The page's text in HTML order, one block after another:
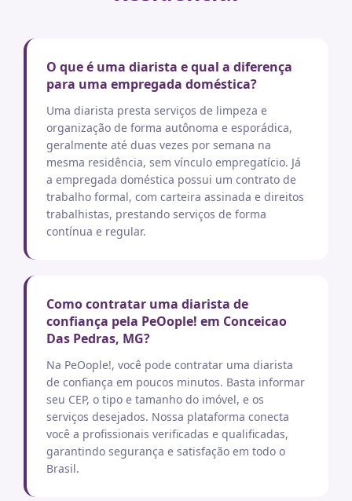
O que é uma diarista e qual a diferença
para uma empregada doméstica?
Uma diarista presta serviços de limpeza e
organização de forma autônoma e esporádica,
geralmente até duas vezes por semana na
mesma residência, sem vínculo empregatício. Já
a empregada doméstica possui um contrato de
trabalho formal, com carteira assinada e direitos
trabalhistas, prestando serviços de forma
contínua e regular.
Como contratar uma diarista de
confiança pela PeOople! em Conceicao
Das Pedras, MG?
Na PeOople!, você pode contratar uma diarista
de confiança em poucos minutos. Basta informar
seu CEP, o tipo e tamanho do imóvel, e os
serviços desejados. Nossa plataforma conecta
você a profissionais verificadas e qualificadas,
garantindo segurança e satisfação em todo o
Brasil.